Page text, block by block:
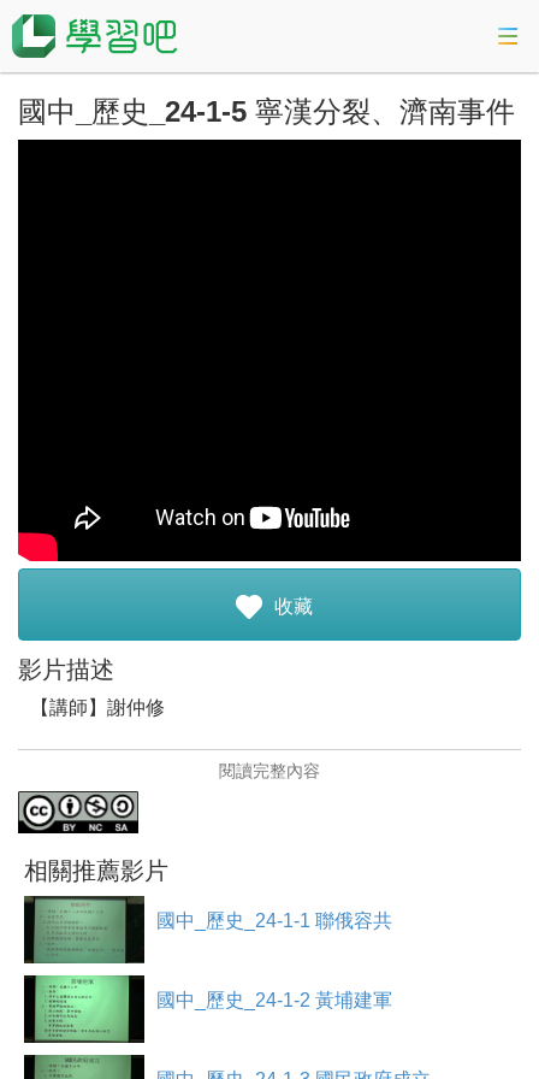
課程總覽
國中_歷史_24-1-5 寧漢分裂、濟南事件
收藏
影片描述
【講師】謝仲修
謝仲修，目前任教於恆毅高中。
•致力於多媒體教學。
•對於多媒體教學有高度的熱忱。
• 平時喜歡閱讀史學書籍。
【影片簡介】
本單元主要說明國民黨內部發生寧漢分裂的原因，以及探
討對國民黨的影響。另外也探討日本為何要發動濟南事件
的前因後果
閱讀完整內容
相關推薦影片
國中_歷史_24-1-1 聯俄容共
國中_歷史_24-1-2 黃埔建軍